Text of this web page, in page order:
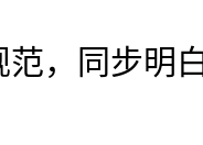
同步明白